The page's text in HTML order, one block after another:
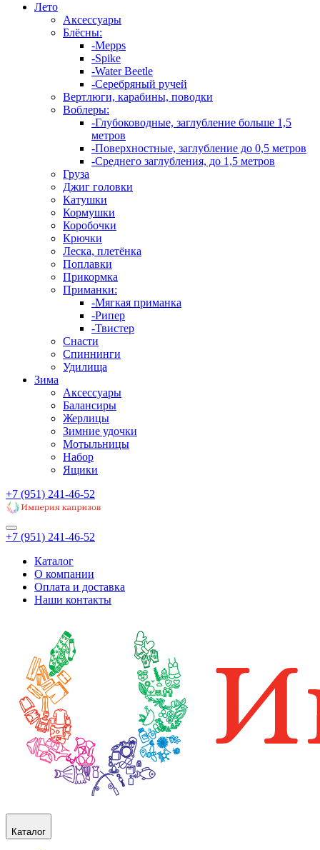
Лето
Аксессуары
Блёсны:
-Mepps
-Spike
-Water Beetle
-Серебряный ручей
Вертлюги, карабины, поводки
Воблеры:
-Глубоководные, заглубление больше 1,5
метров
-Поверхностные, заглубление до 0,5 метров
-Среднего заглубления, до 1,5 метров
Груза
Джиг головки
Катушки
Кормушки
Коробочки
Крючки
Леска, плетёнка
Поплавки
Прикормка
Приманки:
-Мягкая приманка
-Рипер
-Твистер
Снасти
Спиннинги
Удилища
Зима
Аксессуары
Балансиры
Жерлицы
Зимние удочки
Мотыльницы
Набор
Ящики
+7 (951) 241-46-52
+7 (951) 241-46-52
Каталог
О компании
Оплата и доставка
Наши контакты
Каталог